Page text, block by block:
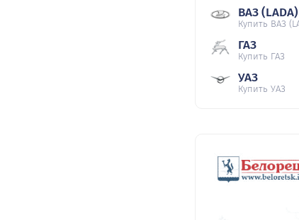
ВАЗ (LADA)
Купить ВАЗ
ГАЗ
Купить ГАЗ
УАЗ
Купить УАЗ